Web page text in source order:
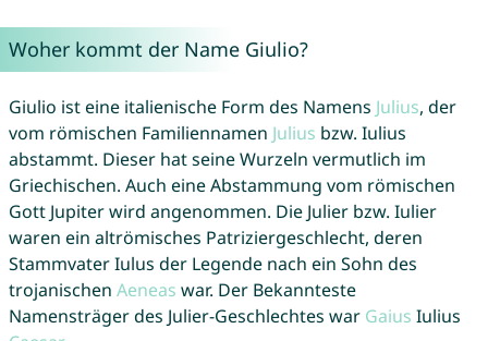
Woher kommt der Name Giulio?
Giulio ist eine italienische Form des Namens Julius, der
vom römischen Familiennamen Julius bzw. Iulius
abstammt. Dieser hat seine Wurzeln vermutlich im
Griechischen. Auch eine Abstammung vom römischen
Gott Jupiter wird angenommen. Die Julier bzw. Iulier
waren ein altrömisches Patriziergeschlecht, deren
Stammvater Iulus der Legende nach ein Sohn des
trojanischen Aeneas war. Der Bekannteste
Namensträger des Julier-Geschlechtes war Gaius Iulius